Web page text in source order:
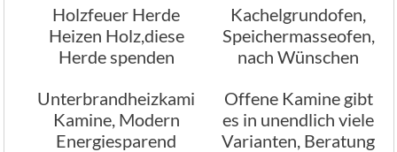
Holzfeuer Herde
Heizen Holz,diese
Herde spenden
langanhaltend
Kachelgrundofen,
Speichermasseofen,
nach Wünschen
Unterbrandheizkamine
Kamine, Modern
Energiesparend
Offene Kamine gibt
es in unendlich viele
Varianten, Beratung